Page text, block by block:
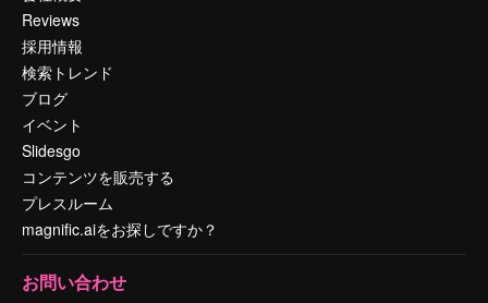
Reviews
採用情報
検索トレンド
ブログ
イベント
Slidesgo
コンテンツを販売する
プレスルーム
magnific.aiをお探しですか？
お問い合わせ